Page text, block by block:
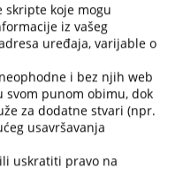
skripte koje mogu
iz vašeg
uređaja, varijable o
i bez njih web
punom obimu, dok
za dodatne stvari (npr.
usavršavanja
uskratiti pravo na